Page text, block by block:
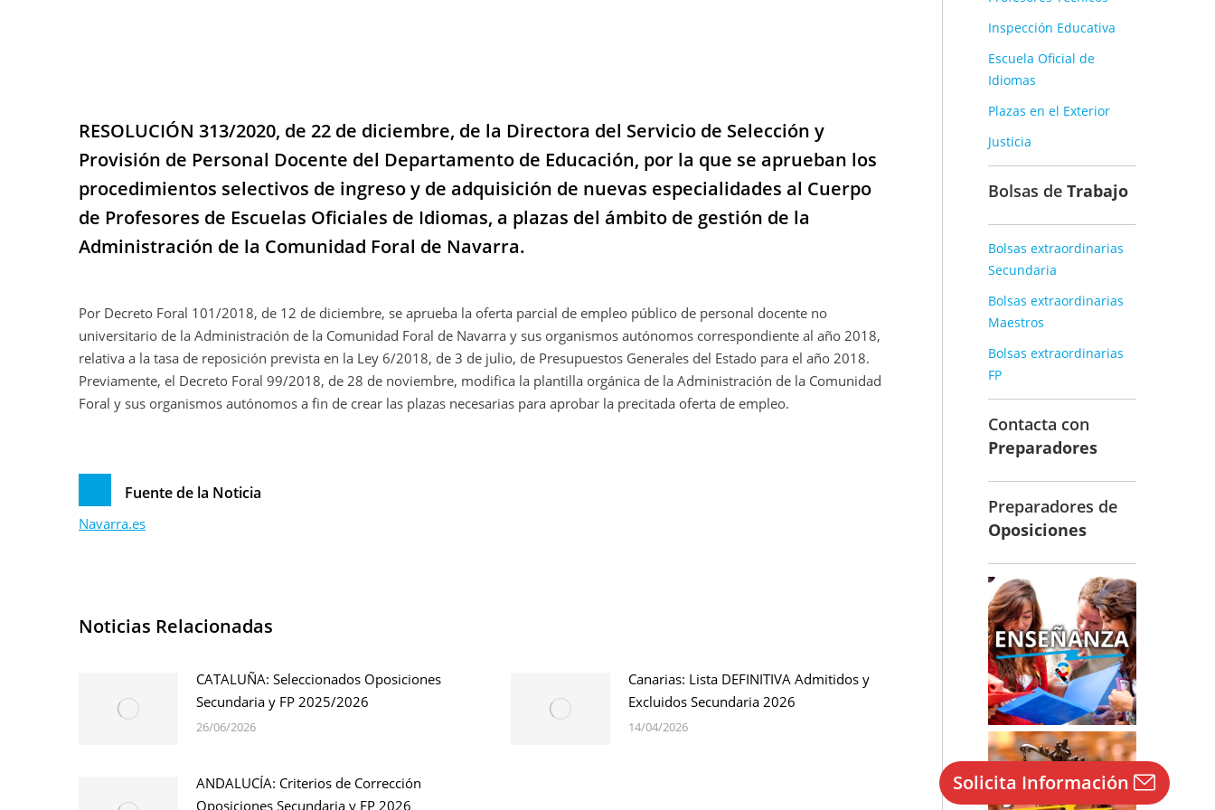
Solicita Información
RESOLUCIÓN 313/2020, de 22 de diciembre, de la Directora del Servicio de Selección y
Provisión de Personal Docente del Departamento de Educación, por la que se aprueban los
procedimientos selectivos de ingreso y de adquisición de nuevas especialidades al Cuerpo
de Profesores de Escuelas Oficiales de Idiomas, a plazas del ámbito de gestión de la
Administración de la Comunidad Foral de Navarra.
Por Decreto Foral 101/2018, de 12 de diciembre, se aprueba la oferta parcial de empleo público de personal docente no
universitario de la Administración de la Comunidad Foral de Navarra y sus organismos autónomos correspondiente al año 2018,
relativa a la tasa de reposición prevista en la Ley 6/2018, de 3 de julio, de Presupuestos Generales del Estado para el año 2018.
Previamente, el Decreto Foral 99/2018, de 28 de noviembre, modifica la plantilla orgánica de la Administración de la Comunidad
Foral y sus organismos autónomos a fin de crear las plazas necesarias para aprobar la precitada oferta de empleo.
Fuente de la Noticia
Navarra.es
Noticias Relacionadas
CATALUÑA: Seleccionados Oposiciones
Secundaria y FP 2025/2026
26/06/2026
Canarias: Lista DEFINITIVA Admitidos y
Excluidos Secundaria 2026
14/04/2026
ANDALUCÍA: Criterios de Corrección
Oposiciones Secundaria y FP 2026
Inspección Educativa
Escuela Oficial de
Idiomas
Plazas en el Exterior
Justicia
Bolsas de Trabajo
Bolsas extraordinarias
Secundaria
Bolsas extraordinarias
Maestros
Bolsas extraordinarias
FP
Contacta con
Preparadores
Preparadores de
Oposiciones